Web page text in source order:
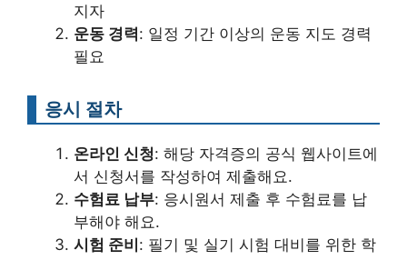
지자
운동 경력: 일정 기간 이상의 운동 지도 경력
필요
응시 절차
온라인 신청: 해당 자격증의 공식 웹사이트에
서 신청서를 작성하여 제출해요.
수험료 납부: 응시원서 제출 후 수험료를 납
부해야 해요.
시험 준비: 필기 및 실기 시험 대비를 위한 학